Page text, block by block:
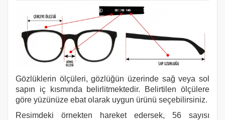
Gözlüklerin ölçüleri, gözlüğün üzerinde sağ veya sol
sapın iç kısmında belirlitmektedir. Belirtilen ölçülere
göre yüzünüze ebat olarak uygun ürünü seçebilirsiniz.
Resimdeki örnekten hareket edersek, 56 sayısı